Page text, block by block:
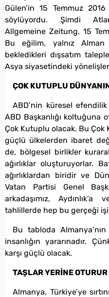
Gülen’in 15 Temmuz
söylüyordu. Şimdi
Allgemeine Zeitung, 15
Bu eğilim, yalnız Alman
bekledikleri dışsatım
Asya siyasetindeki
ÇOK KUTUPLU
ABD’nin küresel
ABD Başkanlığı koltuğuna
Çok Kutuplu olacak. Bu
güçlü ülkelerden ibaret
de, bölgesel birlikler
ağırlıklar oluşturuyorlar.
ağırlıklardan biridir ve
Vatan Partisi Genel
arkadaşımız,
tahlillerde hep bu gerçeği
Bu tabloda
insanlığın yararınadır.
karşı güçlü olacak.
TAŞLAR YERİNE OTURUR
Almanya, Türkiye’ye